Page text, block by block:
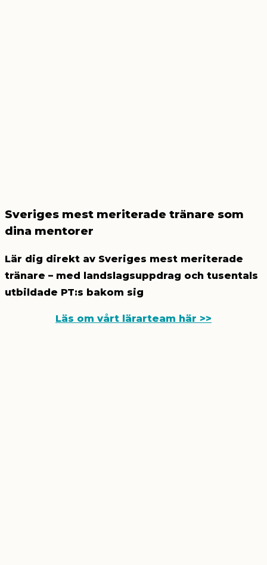
Sveriges mest meriterade tränare som
dina mentorer
Lär dig direkt av Sveriges mest meriterade
tränare – med landslagsuppdrag och tusentals
utbildade PT:s bakom sig
Läs om vårt lärarteam här >>